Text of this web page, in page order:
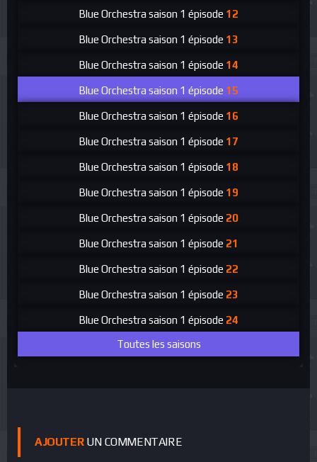
Blue Orchestra saison 1 épisode 12
Blue Orchestra saison 1 épisode 13
Blue Orchestra saison 1 épisode 14
Blue Orchestra saison 1 épisode 15
Blue Orchestra saison 1 épisode 16
Blue Orchestra saison 1 épisode 17
Blue Orchestra saison 1 épisode 18
Blue Orchestra saison 1 épisode 19
Blue Orchestra saison 1 épisode 20
Blue Orchestra saison 1 épisode 21
Blue Orchestra saison 1 épisode 22
Blue Orchestra saison 1 épisode 23
Blue Orchestra saison 1 épisode 24
Toutes les saisons
AJOUTERUN COMMENTAIRE